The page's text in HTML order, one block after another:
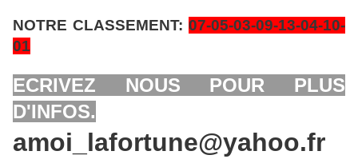
NOTRE CLASSEMENT: 07-05-03-09-13-04-10-
01
ECRIVEZ NOUS POUR PLUS
D'INFOS.
amoi_lafortune@yahoo.fr